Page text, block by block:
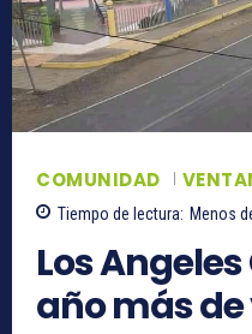
COMUNIDAD
Tiempo de lectura: Menos
Los
año más